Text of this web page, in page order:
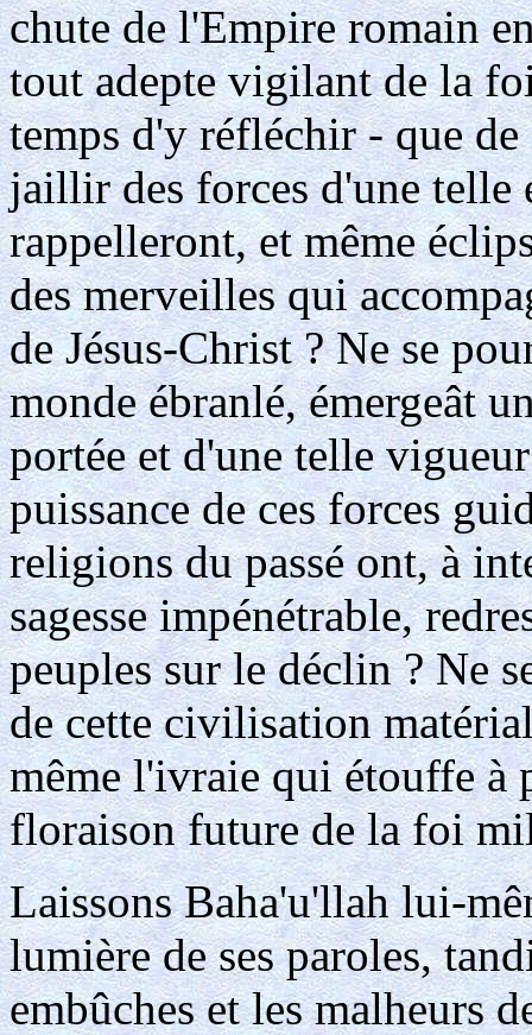
chute de l'Empire romain
tout adepte vigilant de la
temps d'y réfléchir - que
jaillir des forces d'une telle
rappelleront, et même
des merveilles qui
de Jésus-Christ ? Ne se
monde ébranlé, émergeât
portée et d'une telle
puissance de ces forces
religions du passé ont, à
sagesse impénétrable,
peuples sur le déclin ? Ne
de cette civilisation
même l'ivraie qui étouffe à
floraison future de la foi
Laissons Baha'u'llah lui-
lumière de ses paroles,
embûches et les malheurs